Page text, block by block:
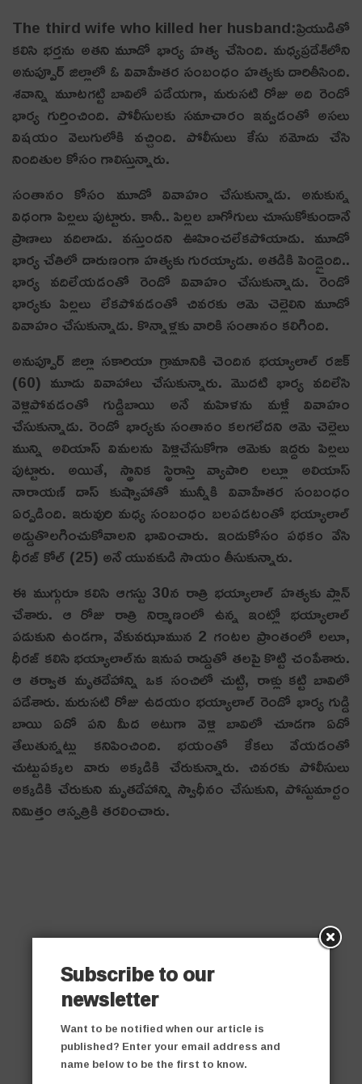
The third wife who killed her husband:ప్రియుడితో
క‌లిసి భ‌ర్త‌ను అత‌ని మూడో భార్య హ‌త్య చేసింది. మధ్యప్రదేశ్‌లోని
అనుప్పూర్ జిల్లాలో ఓ వివాహేతర సంబంధం హత్యకు దారితీసింది.
శవాన్ని మూటగట్టి బావిలో పడేయగా, మరుసటి రోజు అది రెండో
భార్య గుర్తించింది. పోలీసులకు సమాచారం ఇవ్వడంతో అసలు
విషయం వెలుగులోకి వచ్చింది. పోలీసులు కేసు నమోదు చేసి
నిందితుల కోసం గాలిస్తున్నారు.
సంతానం కోసం మూడో వివాహం చేసుకున్నాడు. అనుకున్న
విధంగా పిల్ల‌లు పుట్టారు. కానీ.. పిల్లల బాగోగులు చూసుకోకుండానే
ప్రాణాలు వదిలాడు. వస్తుందని ఊహించలేకపోయాడు. మూడో
భార్య చేతిలో దారుణంగా హత్యకు గురయ్యాడు. అతడికి పెండ్లైంది..
భార్య వదిలేయడంతో రెండో వివాహం చేసుకున్నాడు. రెండో
భార్యకు పిల్లలు లేకపోవడంతో చివరకు ఆమె చెల్లెలిని మూడో
వివాహం చేసుకున్నాడు. కొన్నాళ్లకు వారికి సంతానం కలిగింది.
అనుప్పూర్ జిల్లా సకారియా గ్రామానికి చెందిన భయ్యాలాల్ రజక్
(60) మూడు వివాహాలు చేసుకున్నారు. మొదటి భార్య వదిలేసి
వెళ్లిపోవడంతో గుడ్డిబాయి అనే మహిళను మళ్లీ వివాహం
చేసుకున్నాడు. రెండో భార్యకు సంతానం కలగలేదని ఆమె చెల్లెలు
మున్ని అలియాస్ విమలను పెళ్లిచేసుకోగా ఆమెకు ఇద్దరు పిల్లలు
పుట్టారు. అయితే, స్థానిక స్థిరాస్తి వ్యాపారి లల్లూ అలియాస్
నారాయణ్ దాస్ కుష్వాహాతో మున్నీకి వివాహేతర సంబంధం
ఏర్పడింది. ఇరువురి మధ్య సంబంధం బలపడటంతో భయ్యాలాల్‌
అడ్డుతొలగించుకోవాలని భావించారు. ఇందుకోసం పథకం వేసి
ధీరజ్ కోల్ (25) అనే యువకుడి సాయం తీసుకున్నారు.
ఈ ముగ్గురూ కలిసి ఆగస్టు 30న రాత్రి భయ్యాలాల్ హత్యకు ప్లాన్
చేశారు. ఆ రోజు రాత్రి నిర్మాణంలో ఉన్న ఇంట్లో భయ్యాలాల్
పడుకుని ఉండ‌గా, వేకువఝామున‌ 2 గంటల ప్రాంతంలో లలూ,
ధీరజ్ కలిసి భయ్యాలాల్‌ను ఇనుప రాడ్డుతో తలపై కొట్టి చంపేశారు.
ఆ తర్వాత మృతదేహాన్ని ఒక సంచిలో చుట్టి, రాళ్లు కట్టి బావిలో
పడేశారు. మరుసటి రోజు ఉదయం భయ్యాలాల్ రెండో భార్య గుడ్డి
బాయి ఏదో పని మీద అటుగా వెళ్లి బావిలో చూడగా ఏదో
తేలుతున్నట్లు కనిపించింది. భయంతో కేకలు వేయడంతో
చుట్టుపక్కల వారు అక్కడికి చేరుకున్నారు. చివరకు పోలీసులు
అక్కడికి చేరుకుని మృతదేహాన్ని స్వాధీనం చేసుకుని, పోస్టుమార్టం
నిమిత్తం ఆస్పత్రికి తరలించారు.
Subscribe to our
newsletter
Want to be notified when our article is
published? Enter your email address and
name below to be the first to know.